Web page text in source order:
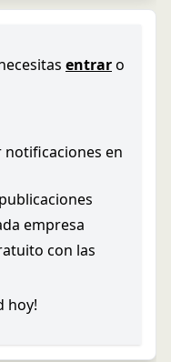
entraro
notificaciones en
empresa
con las
hoy!